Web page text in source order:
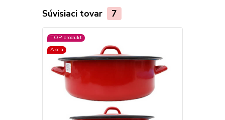
Súvisiaci tovar 7
TOP produkt
Akcia